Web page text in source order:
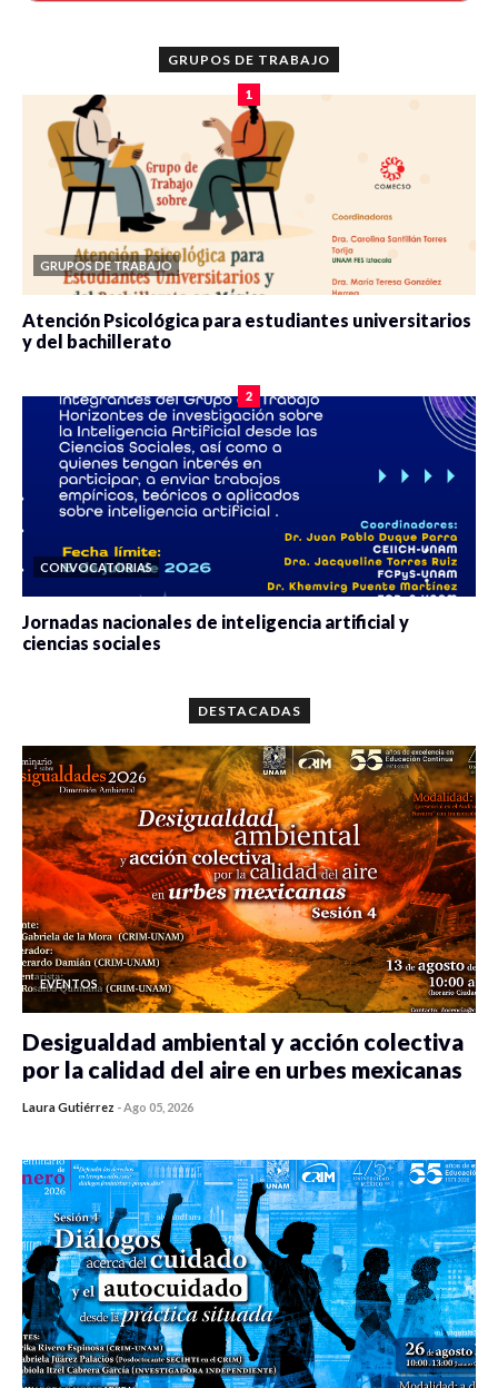
GRUPOS DE TRABAJO
1
GRUPOS DE TRABAJO
Atención Psicológica para estudiantes universitarios
y del bachillerato
2
CONVOCATORIAS
Jornadas nacionales de inteligencia artificial y
ciencias sociales
DESTACADAS
EVENTOS
Desigualdad ambiental y acción colectiva
por la calidad del aire en urbes mexicanas
Laura Gutiérrez -Ago 05, 2026